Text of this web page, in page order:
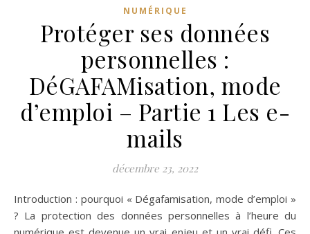
NUMÉRIQUE
Protéger ses données
personnelles :
DéGAFAMisation, mode
d’emploi – Partie 1 Les e-
mails
décembre 23, 2022
Introduction : pourquoi « Dégafamisation, mode d’emploi »
? La protection des données personnelles à l’heure du